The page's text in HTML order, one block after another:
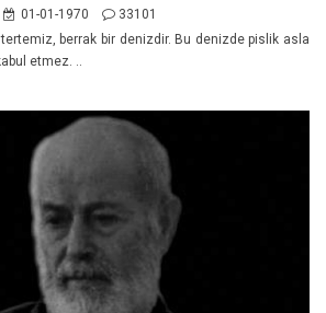
01-01-1970
33101
tertemiz, berrak bir denizdir. Bu denizde pislik asla
etmez. ..